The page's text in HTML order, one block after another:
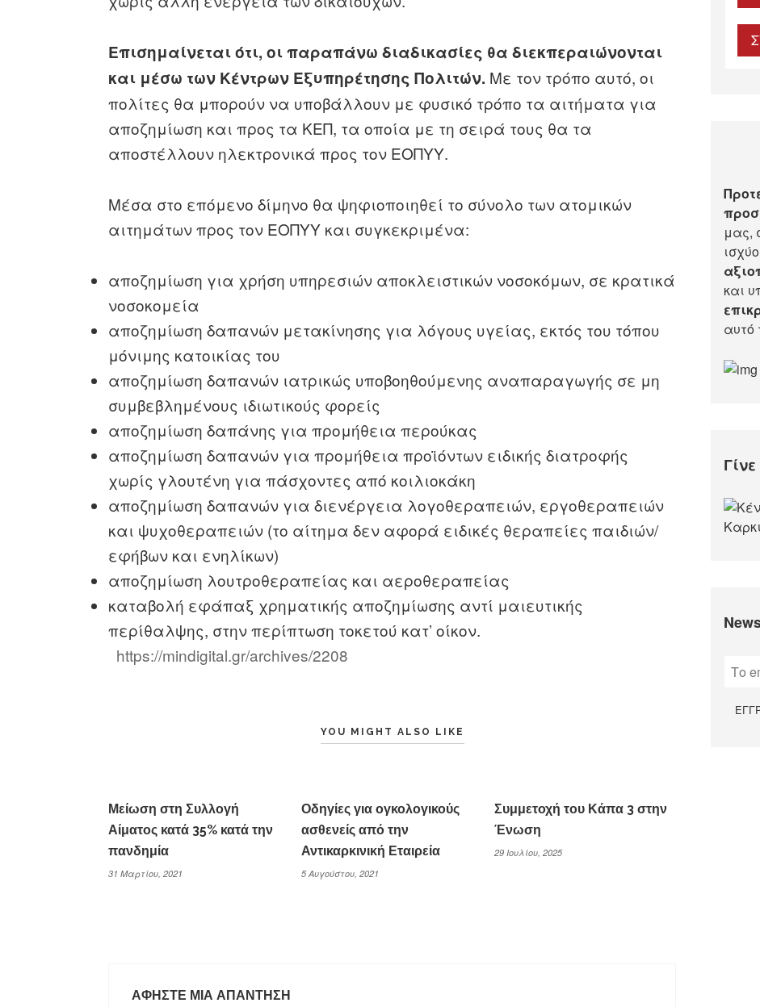
Επισημαίνεται ότι, οι παραπάνω διαδικασίες θα διεκπεραιώνονται
και μέσω των Κέντρων Εξυπηρέτησης Πολιτών. Με τον τρόπο αυτό, οι
πολίτες θα μπορούν να υποβάλλουν με φυσικό τρόπο τα αιτήματα για
αποζημίωση και προς τα ΚΕΠ, τα οποία με τη σειρά τους θα τα
αποστέλλουν ηλεκτρονικά προς τον ΕΟΠΥΥ.
Μέσα στο επόμενο δίμηνο θα ψηφιοποιηθεί το σύνολο των ατομικών
αιτημάτων προς τον ΕΟΠΥΥ και συγκεκριμένα:
αποζημίωση για χρήση υπηρεσιών αποκλειστικών νοσοκόμων, σε κρατικά
νοσοκομεία
αποζημίωση δαπανών μετακίνησης για λόγους υγείας, εκτός του τόπου
μόνιμης κατοικίας του
αποζημίωση δαπανών ιατρικώς υποβοηθούμενης αναπαραγωγής σε μη
συμβεβλημένους ιδιωτικούς φορείς
αποζημίωση δαπάνης για προμήθεια περούκας
αποζημίωση δαπανών για προμήθεια προϊόντων ειδικής διατροφής
χωρίς γλουτένη για πάσχοντες από κοιλιοκάκη
αποζημίωση δαπανών για διενέργεια λογοθεραπειών, εργοθεραπειών
και ψυχοθεραπειών (το αίτημα δεν αφορά ειδικές θεραπείες παιδιών/
εφήβων και ενηλίκων)
αποζημίωση λουτροθεραπείας και αεροθεραπείας
καταβολή εφάπαξ χρηματικής αποζημίωσης αντί μαιευτικής
περίθαλψης, στην περίπτωση τοκετού κατ’ οίκον.
https://mindigital.gr/archives/2208
YOU MIGHT ALSO LIKE
Μείωση στη Συλλογή
Αίματος κατά 35% κατά την
πανδημία
31 Μαρτίου, 2021
Οδηγίες για ογκολογικούς
ασθενείς από την
Αντικαρκινική Εταιρεία
5 Αυγούστου, 2021
Συμμετοχή του Κάπα 3 στην
Ένωση
29 Ιουλίου, 2025
ΑΦΉΣΤΕ ΜΙΑ ΑΠΆΝΤΗΣΗ
μας,
και
αυτό